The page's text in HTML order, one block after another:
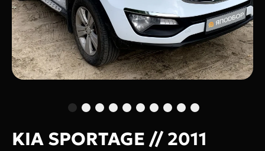
KIA SPORTAGE // 2011